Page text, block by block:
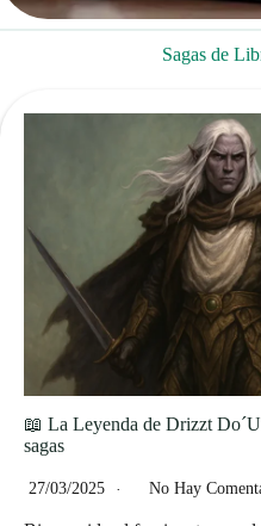
Sagas de
📖 La Leyenda de Drizzt
sagas
27/03/2025 No Hay